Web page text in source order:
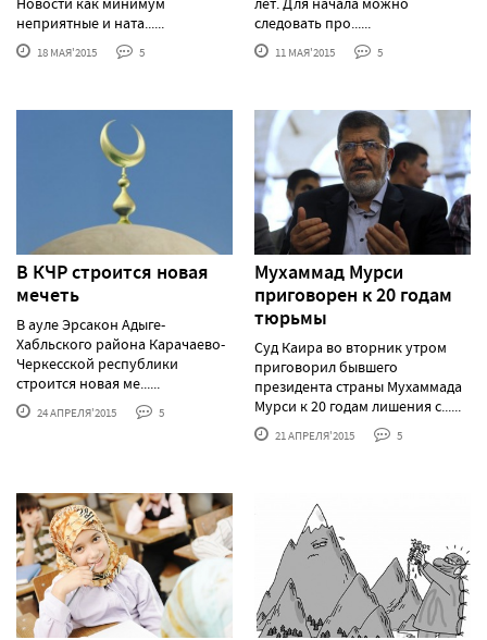
неприятные и ната......
18 МАЯ'2015 5
следовать про......
11 МАЯ'2015 5
В КЧР строится новая
мечеть
В ауле Эрсакон Адыге-
Хабльского района Карачаево-
Черкесской республики
строится новая ме......
24 АПРЕЛЯ'2015 5
Мухаммад Мурси
приговорен к 20 годам
тюрьмы
Суд Каира во вторник утром
приговорил бывшего
президента страны Мухаммада
Мурси к 20 годам лишения с......
21 АПРЕЛЯ'2015 5